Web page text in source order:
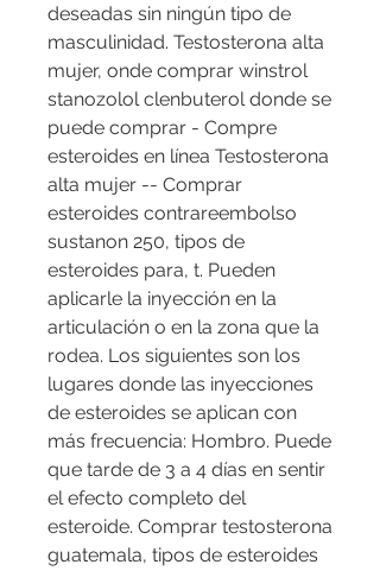
deseadas sin ningún tipo de
masculinidad. Testosterona alta
mujer, onde comprar winstrol
stanozolol clenbuterol donde se
puede comprar - Compre
esteroides en línea Testosterona
alta mujer -- Comprar
esteroides contrareembolso
sustanon 250, tipos de
esteroides para, t. Pueden
aplicarle la inyección en la
articulación o en la zona que la
rodea. Los siguientes son los
lugares donde las inyecciones
de esteroides se aplican con
más frecuencia: Hombro. Puede
que tarde de 3 a 4 días en sentir
el efecto completo del
esteroide. Comprar testosterona
guatemala, tipos de esteroides